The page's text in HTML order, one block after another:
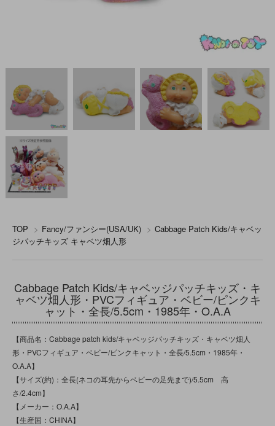
TOP > Fancy/ファンシー(USA/UK) > Cabbage Patch Kids/キャベッ
ジパッチキッズ キャベツ畑人形
Cabbage Patch Kids/キャベッジパッチキッズ・キ
ャベツ畑人形・PVCフィギュア・ベビー/ピンクキ
ャット・全長/5.5cm・1985年・O.A.A
【商品名：Cabbage patch kids/キャベッジパッチキッズ・キャベツ畑人
形・PVCフィギュア・ベビー/ピンクキャット・全長/5.5cm・1985年・
O.A.A】
【サイズ(約)：全長(ネコの耳先からベビーの足先まで)/5.5cm 高
さ/2.4cm】
【メーカー：O.A.A】
【生産国：CHINA】